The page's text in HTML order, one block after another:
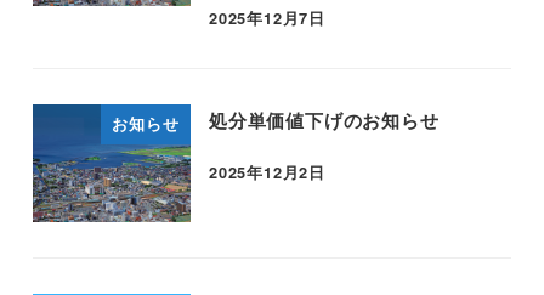
2025年12月7日
お知らせ 処分単価値下げのお知らせ
2025年12月2日